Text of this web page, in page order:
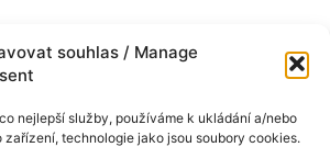
souhlas / Manage
nejlepší služby, používáme k ukládání a/nebo
zařízení, technologie jako jsou soubory cookies.